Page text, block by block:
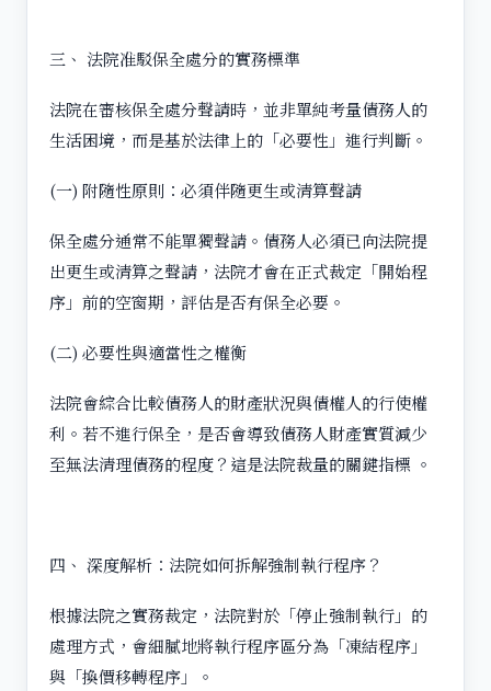
三、 法院准駁保全處分的實務標準
法院在審核保全處分聲請時，並非單純考量債務人的
生活困境，而是基於法律上的「必要性」進行判斷。
(一) 附隨性原則：必須伴隨更生或清算聲請
保全處分通常不能單獨聲請。債務人必須已向法院提
出更生或清算之聲請，法院才會在正式裁定「開始程
序」前的空窗期，評估是否有保全必要。
(二) 必要性與適當性之權衡
法院會綜合比較債務人的財產狀況與債權人的行使權
利。若不進行保全，是否會導致債務人財產實質減少
至無法清理債務的程度？這是法院裁量的關鍵指標 。
四、 深度解析：法院如何拆解強制執行程序？
根據法院之實務裁定，法院對於「停止強制執行」的
處理方式，會細膩地將執行程序區分為「凍結程序」
與「換價移轉程序」。